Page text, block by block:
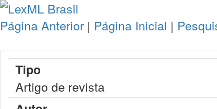
Página Anterior | Página Inicial |
Tipo
Artigo de revista